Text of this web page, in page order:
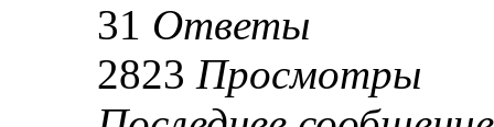
31 Ответы
2823 Просмотры